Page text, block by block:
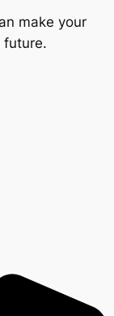
make your
future.